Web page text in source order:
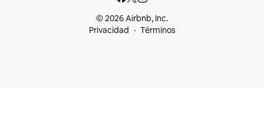
© 2026 Airbnb, Inc.
Privacidad
Términos